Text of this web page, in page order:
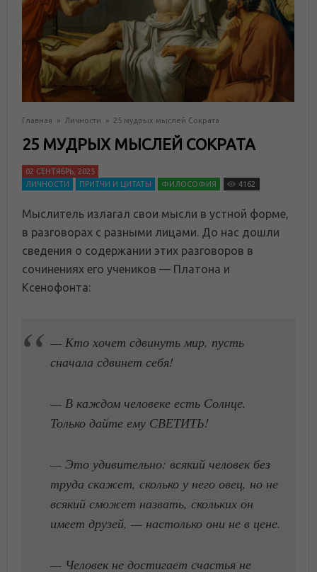
Главная » Личности » 25 мудрых мыслей Сократа
25 МУДРЫХ МЫСЛЕЙ СОКРАТА
02 СЕНТЯБРЬ, 2025
ЛИЧНОСТИ
ПРИТЧИ И ЦИТАТЫ ФИЛОСОФИЯ 4162
Мыслитель излагал свои мысли в устной форме,
в разговорах с разными лицами. До нас дошли
сведения о содержании этих разговоров в
сочинениях его учеников — Платона и
Ксенофонта:
— Кто хочет сдвинуть мир, пусть
сначала сдвинет себя!
— В каждом человеке есть Солнце.
Только дайте ему СВЕТИТЬ!
— Это удивительно: всякий человек без
труда скажет, сколько у него овец, но не
всякий сможет назвать, скольких он
имеет друзей, — настолько они не в цене.
— Человек не достигает счастья не